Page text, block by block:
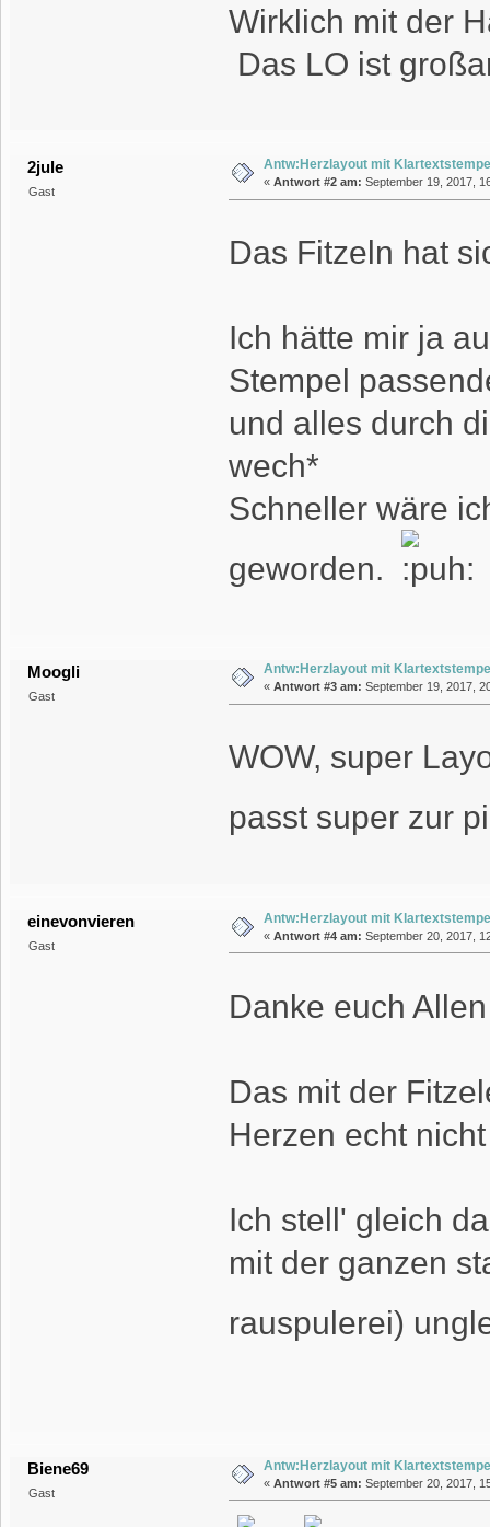
Wirklich mit der
Das LO ist
2jule
Gast
Antw:Herzlayout mit
« Antwort #2 am: September 19, 2017,
Das Fitzeln hat
Ich hätte mir ja
Stempel
und alles durch
wech*
Schneller wäre
geworden.
Moogli
Gast
Antw:Herzlayout mit
« Antwort #3 am: September 19, 2017,
WOW, super
passt super zur
einevonvieren
Gast
Antw:Herzlayout mit
« Antwort #4 am: September 20, 2017,
Danke euch
Das mit der
Herzen echt
Ich stell' gleich
mit der ganzen
rauspulerei)
Biene69
Gast
Antw:Herzlayout mit
« Antwort #5 am: September 20, 2017,